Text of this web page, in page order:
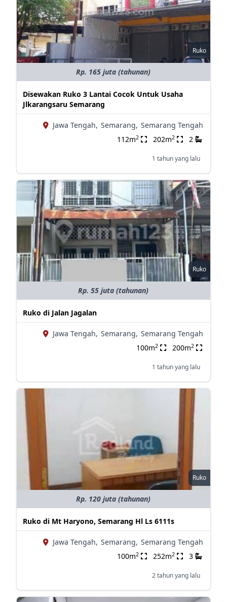
Ruko
Rp. 165 juta (tahunan)
Disewakan Ruko 3 Lantai Cocok Untuk Usaha
Jlkarangsaru Semarang
Jawa Tengah, Semarang, Semarang Tengah
112m2 202m2 2
1 tahun yang lalu
Ruko
Rp. 55 juta (tahunan)
Ruko di Jalan Jagalan
Jawa Tengah, Semarang, Semarang Tengah
100m2 200m2
1 tahun yang lalu
Ruko
Rp. 120 juta (tahunan)
Ruko di Mt Haryono, Semarang Hl Ls 6111s
Jawa Tengah, Semarang, Semarang Tengah
100m2 252m2 3
2 tahun yang lalu